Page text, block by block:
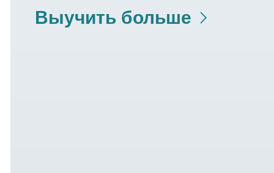
Выучить больше